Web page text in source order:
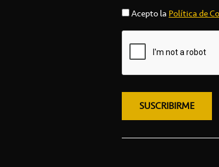
Acepto la Política de